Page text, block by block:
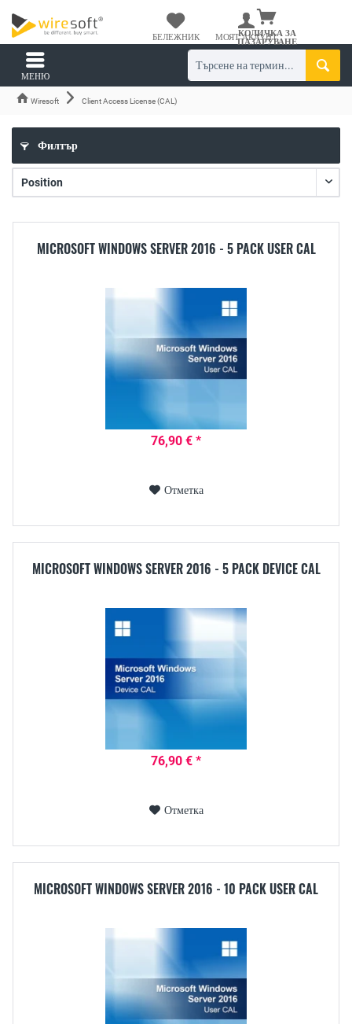
КОЛИЧКА ЗА
ПАЗАРУВАНЕ
БЕЛЕЖНИК МОЯТ АКАУНТ
МЕНЮ
Wiresoft Client Access License (CAL)
Филтър
MICROSOFT WINDOWS SERVER 2016 - 5 PACK USER CAL
76,90 € *
Отметка
MICROSOFT WINDOWS SERVER 2016 - 5 PACK DEVICE CAL
76,90 € *
Отметка
MICROSOFT WINDOWS SERVER 2016 - 10 PACK USER CAL